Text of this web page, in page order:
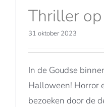
Thriller
31 oktober 2023
In de Goudse
Halloween! Horror
bezoeken door de